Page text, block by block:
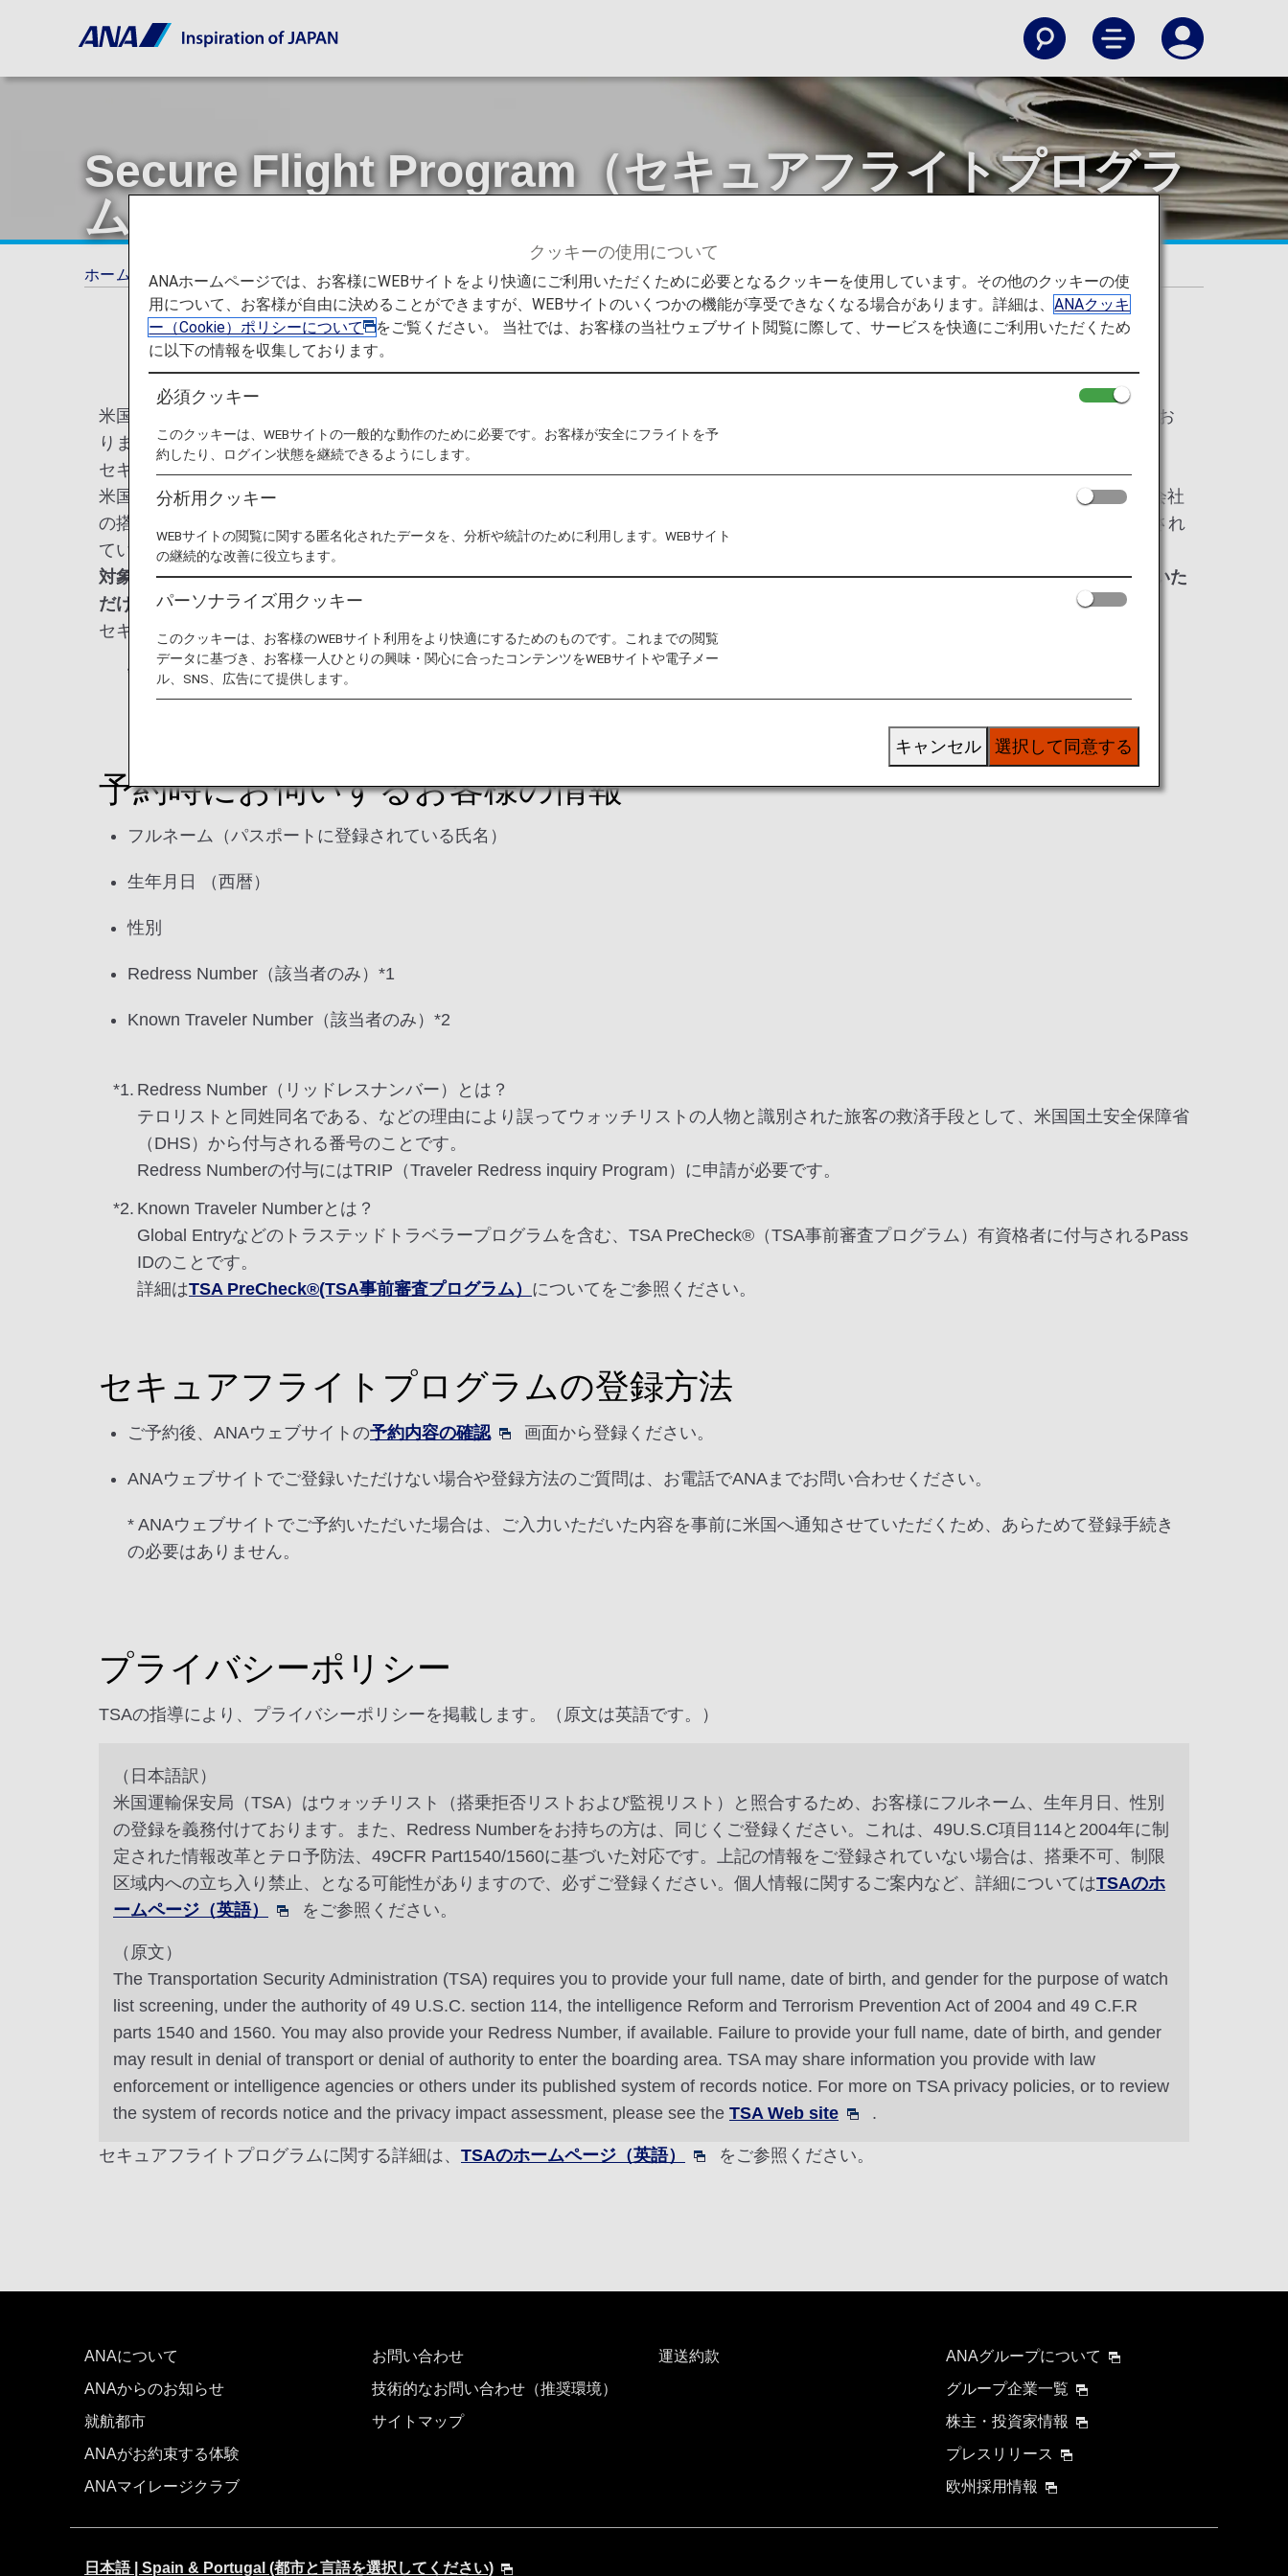
Secure Flight Program（セキュアフライトプログラ
ム）について
ホーム 旅の計画とご予約 Secure Flight Program（セキュアフライトプログラム）について
米国運輸保安局（TSA）の求めにより、2009年10月31日ご予約分からSecure Flight Program（セキュアフライトプログラム）を導入してお
ります。
セキュアフライトプログラムとは？
米国離発着便と米国運輸保安局の定める米国上空を通過する便の民間航空機の保安強化を目的に導入されるプログラムで、TSAが各航空会社
の搭乗者情報とウォッチリストを予約段階で照合するものです。当プログラム導入により、各航空会社は予約の際、プログラムに必要とされ
ている搭乗者情報をお伺いし、出発の72時間前までに
対象フライトに対し出発72時間前または発券時のどちらか早い方までに情報の登録がされていない場合は、発券ができないおよびご搭乗いた
だけない場合がございますのでご注意ください。
セキュアフライトプログラムの登録がされていない場合は、ご予約が解約となる可能性があります。
* 出発の72時間以内に予約をされる場合は、予約時点で登録が必要です。
予約時にお伺いするお客様の情報
フルネーム（パスポートに登録されている氏名）
生年月日 （西暦）
性別
Redress Number（該当者のみ）*1
Known Traveler Number（該当者のみ）*2
*1. Redress Number（リッドレスナンバー）とは？
テロリストと同姓同名である、などの理由により誤ってウォッチリストの人物と識別された旅客の救済手段として、米国国土安全保障省
（DHS）から付与される番号のことです。
Redress Numberの付与にはTRIP（Traveler Redress inquiry Program）に申請が必要です。
*2. Known Traveler Numberとは？
Global Entryなどのトラステッドトラベラープログラムを含む、TSA PreCheck®（TSA事前審査プログラム）有資格者に付与されるPass
IDのことです。
詳細はTSA PreCheck®(TSA事前審査プログラム） についてをご参照ください。
セキュアフライトプログラムの登録方法
ご予約後、ANAウェブサイトの予約内容の確認 画面から登録ください。
ANAウェブサイトでご登録いただけない場合や登録方法のご質問は、お電話でANAまでお問い合わせください。
* ANAウェブサイトでご予約いただいた場合は、ご入力いただいた内容を事前に米国へ通知させていただくため、あらためて登録手続き
の必要はありません。
プライバシーポリシー
TSAの指導により、プライバシーポリシーを掲載します。（原文は英語です。）
（日本語訳）
米国運輸保安局（TSA）はウォッチリスト（搭乗拒否リストおよび監視リスト）と照合するため、お客様にフルネーム、生年月日、性別
の登録を義務付けております。また、Redress Numberをお持ちの方は、同じくご登録ください。これは、49U.S.C項目114と2004年に制
定された情報改革とテロ予防法、49CFR Part1540/1560に基づいた対応です。上記の情報をご登録されていない場合は、搭乗不可、制限
区域内への立ち入り禁止、となる可能性がありますので、必ずご登録ください。個人情報に関するご案内など、詳細についてはTSAのホ
ームページ（英語）
をご参照ください。
（原文）
The Transportation Security Administration (TSA) requires you to provide your full name, date of birth, and gender for the purpose of watch
list screening, under the authority of 49 U.S.C. section 114, the intelligence Reform and Terrorism Prevention Act of 2004 and 49 C.F.R
parts 1540 and 1560. You may also provide your Redress Number, if available. Failure to provide your full name, date of birth, and gender
may result in denial of transport or denial of authority to enter the boarding area. TSA may share information you provide with law
enforcement or intelligence agencies or others under its published system of records notice. For more on TSA privacy policies, or to review
the system of records notice and the privacy impact assessment, please see the TSA Web site .
セキュアフライトプログラムに関する詳細は、 TSAのホームページ（英語） をご参照ください。
ANAについて
ANAからのお知らせ
就航都市
ANAがお約束する体験
ANAマイレージクラブ
お問い合わせ
技術的なお問い合わせ（推奨環境）
サイトマップ
運送約款
ANAグループについて
グループ企業一覧
株主・投資家情報
プレスリリース
欧州採用情報
日本語 | Spain & Portugal (都市と言語を選択してください)
クッキーの使用について
ANAホームページでは、お客様にWEBサイトをより快適にご利用いただくために必要となるクッキーを使用しています。その他のクッキーの使
用について、お客様が自由に決めることができますが、WEBサイトのいくつかの機能が享受できなくなる場合があります。詳細は、ANAクッキ
ー（Cookie）ポリシーについて
をご覧ください。 当社では、お客様の当社ウェブサイト閲覧に際して、サービスを快適にご利用いただくため
に以下の情報を収集しております。
必須クッキー
このクッキーは、WEBサイトの一般的な動作のために必要です。お客様が安全にフライトを予
約したり、ログイン状態を継続できるようにします。
分析用クッキー
WEBサイトの閲覧に関する匿名化されたデータを、分析や統計のために利用します。WEBサイト
の継続的な改善に役立ちます。
パーソナライズ用クッキー
このクッキーは、お客様のWEBサイト利用をより快適にするためのものです。これまでの閲覧
データに基づき、お客様一人ひとりの興味・関心に合ったコンテンツをWEBサイトや電子メー
ル、SNS、広告にて提供します。
選択して同意する
キャンセル